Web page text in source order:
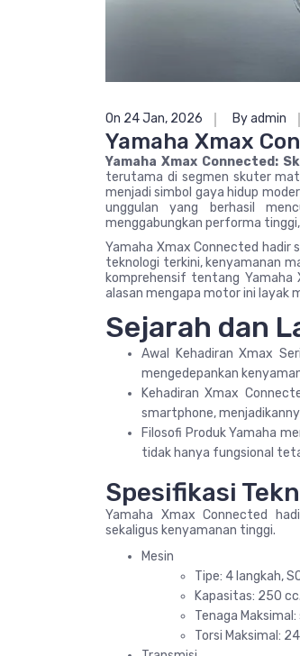
On 24 Jan, 2026 By admin
Yamaha Xmax
Yamaha Xmax Connected:
terutama di segmen skuter
menjadi simbol gaya hidup
unggulan yang berhasil
menggabungkan performa
Yamaha Xmax Connected hadir
teknologi terkini, kenyamanan
komprehensif tentang Yamaha
alasan mengapa motor ini layak
Sejarah dan
Awal Kehadiran Xmax
mengedepankan
Kehadiran Xmax
smartphone,
Filosofi Produk Yamaha
tidak hanya fungsional
Spesifikasi
Yamaha Xmax Connected
sekaligus kenyamanan tinggi.
Mesin
Tipe: 4 langkah,
Kapasitas: 250 cc.
Tenaga
Torsi Maksimal: